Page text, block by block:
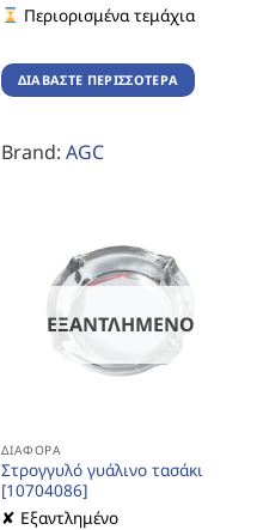
Περιορισμένα τεμάχια
ΔΙΑΒΆΣΤΕ ΠΕΡΙΣΣΌΤΕΡΑ
Brand: AGC
ΕΞΑΝΤΛΗΜΈΝΟ
ΔΙΆΦΟΡΑ
Στρογγυλό γυάλινο τασάκι
[10704086]
✘ Εξαντλημένο